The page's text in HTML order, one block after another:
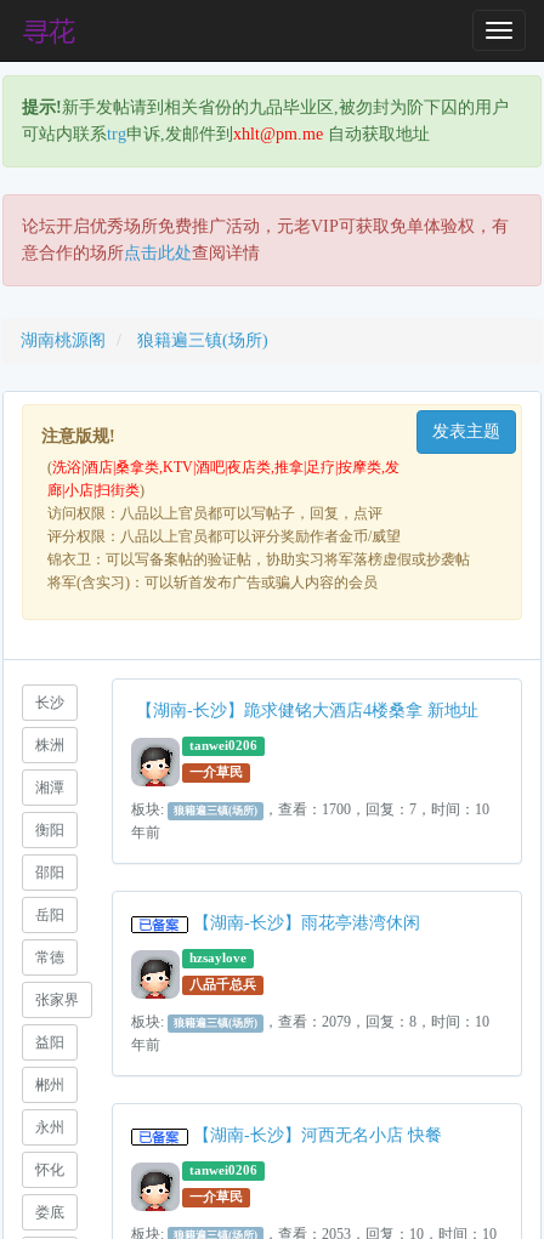
T
o
g
e
N
a
o
n
提示!新手发帖请到相关省份的九品毕业区,被勿封为阶下囚的用户
可站内联系trg申诉,发邮件到 xhlt@pm.me 自动获取地址
论坛开启优秀场所免费推广活动，元老VIP可获取免单体验权，有
意合作的场所点击此处查阅详情
湖南桃源阁 狼籍遍三镇(场所)
发表主题
注意版规!
(洗浴|酒店|桑拿类,KTV|酒吧|夜店类,推拿|足疗|按摩类,发
廊|小店|扫街类)
访问权限：八品以上官员都可以写帖子，回复，点评
评分权限：八品以上官员都可以评分奖励作者金币/威望
锦衣卫：可以写备案帖的验证帖，协助实习将军落榜虚假或抄袭帖
将军(含实习)：可以斩首发布广告或骗人内容的会员
长沙
株洲
湘潭
衡阳
邵阳
岳阳
常德
张家界
益阳
郴州
永州
怀化
娄底
【湖南-长沙】跪求健铭大酒店4楼桑拿 新地址
tanwei0206
一介草民
板块: 狼籍遍三镇(场所)
，查看：1700，回复：7，时间：10
年前
【湖南-长沙】雨花亭港湾休闲
hzsaylove
八品千总兵
板块: 狼籍遍三镇(场所)
，查看：2079，回复：8，时间：10
年前
【湖南-长沙】河西无名小店 快餐
tanwei0206
一介草民
板块: 狼籍遍三镇(场所)
，查看：2053，回复：10，时间：10